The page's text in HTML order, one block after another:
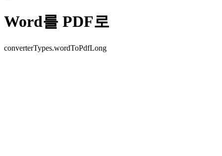
Word를 PDF로
converterTypes.wordToPdfLong